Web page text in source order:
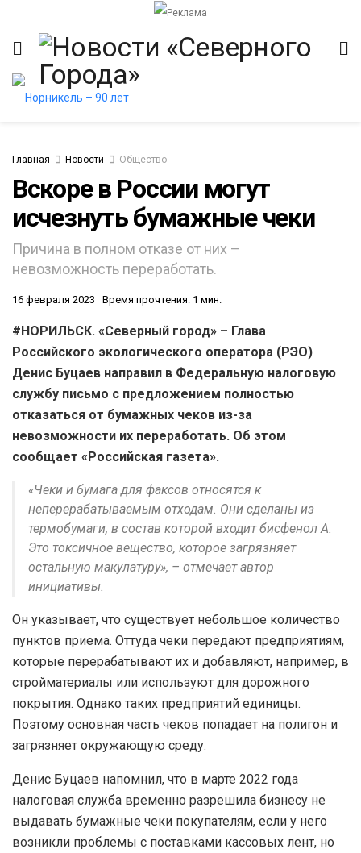
Главная Новости Общество
Вскоре в России могут
исчезнуть бумажные чеки
Причина в полном отказе от них –
невозможность переработать.
16 февраля 2023 Время прочтения: 1 мин.
#НОРИЛЬСК. «Северный город» – Глава
Российского экологического оператора (РЭО)
Денис Буцаев направил в Федеральную налоговую
службу письмо с предложением полностью
отказаться от бумажных чеков из-за
невозможности их переработать. Об этом
сообщает «Российская газета».
«Чеки и бумага для факсов относятся к
неперерабатываемым отходам. Они сделаны из
термобумаги, в состав которой входит бисфенол А.
Это токсичное вещество, которое загрязняет
остальную макулатуру», – отмечает автор
инициативы.
Он указывает, что существует небольшое количество
пунктов приема. Оттуда чеки передают предприятиям,
которые перерабатывают их и добавляют, например, в
стройматериалы или используют для дорожного
покрытия. Однако таких предприятий единицы.
Поэтому основная часть чеков попадает на полигон и
загрязняет окружающую среду.
Денис Буцаев напомнил, что в марте 2022 года
налоговая служба временно разрешила бизнесу не
выдавать бумажные чеки покупателям, если у него
возникли проблемы с поставками кассовых лент, но